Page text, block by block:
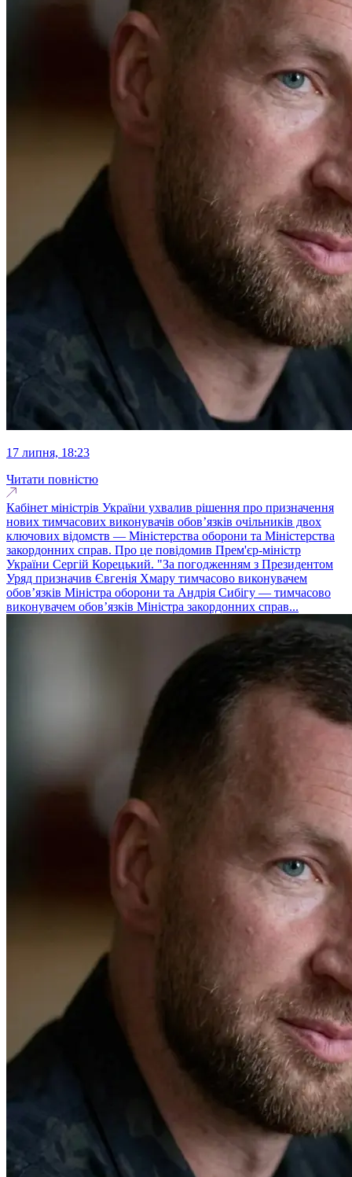
17 липня, 18:23
Читати повністю
Кабінет міністрів України ухвалив рішення про призначення
нових тимчасових виконувачів обов’язків очільників двох
ключових відомств — Міністерства оборони та Міністерства
закордонних справ. Про це повідомив Прем'єр-міністр
України Сергій Корецький. "За погодженням з Президентом
Уряд призначив Євгенія Хмару тимчасово виконувачем
обов’язків Міністра оборони та Андрія Сибігу — тимчасово
виконувачем обов’язків Міністра закордонних справ...